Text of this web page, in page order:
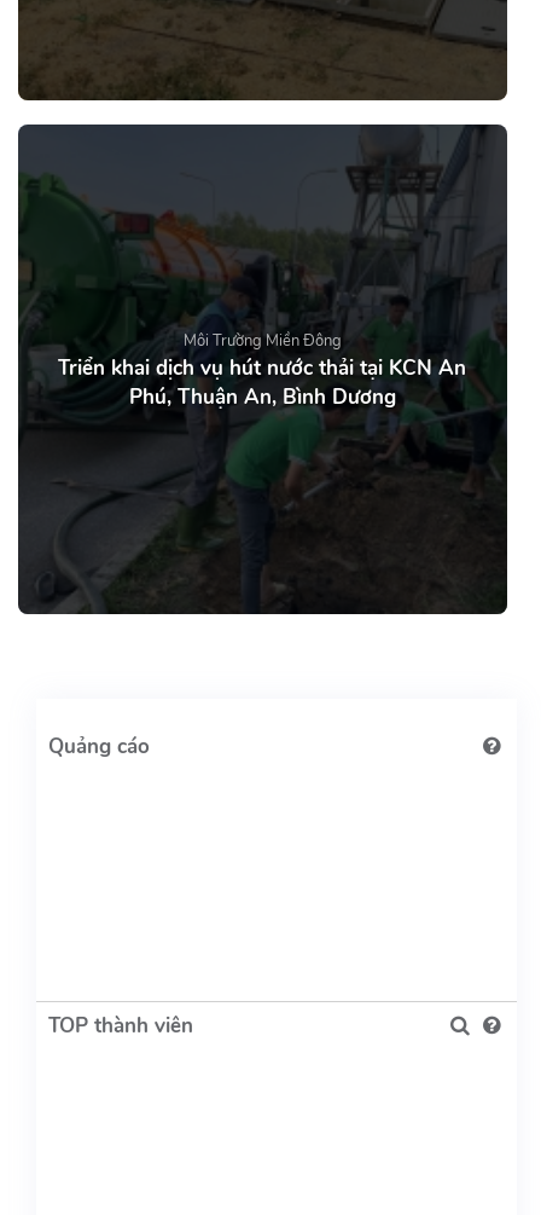
Môi Trường Miền Đông
Triển khai dịch vụ hút nước thải tại KCN An
Phú, Thuận An, Bình Dương
TOP thành viên